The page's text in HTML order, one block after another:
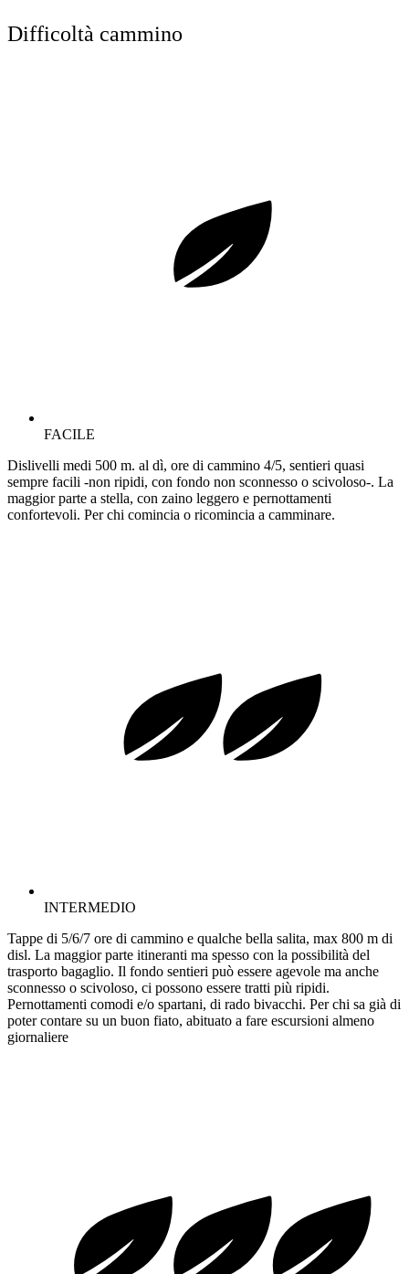
Difficoltà cammino
FACILE
Dislivelli medi 500 m. al dì, ore di cammino 4/5, sentieri quasi
sempre facili -non ripidi, con fondo non sconnesso o scivoloso-. La
maggior parte a stella, con zaino leggero e pernottamenti
confortevoli. Per chi comincia o ricomincia a camminare.
INTERMEDIO
Tappe di 5/6/7 ore di cammino e qualche bella salita, max 800 m di
disl. La maggior parte itineranti ma spesso con la possibilità del
trasporto bagaglio. Il fondo sentieri può essere agevole ma anche
sconnesso o scivoloso, ci possono essere tratti più ripidi.
Pernottamenti comodi e/o spartani, di rado bivacchi. Per chi sa già di
poter contare su un buon fiato, abituato a fare escursioni almeno
giornaliere